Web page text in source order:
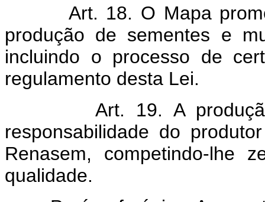
Art. 18. O Mapa
produção de sementes e
incluindo o processo de
regulamento desta Lei.
Art. 19. A
responsabilidade do
Renasem, competindo-lhe
qualidade.